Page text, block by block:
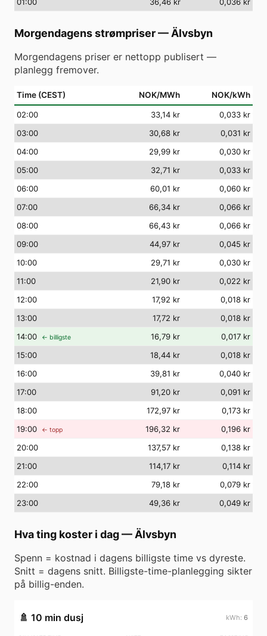
Morgendagens strømpriser— Älvsbyn
Morgendagens priser er nettopp publisert —
planlegg fremover.
Time (CEST) NOK/MWh NOK/kWh
02:00 33,14 kr
0,033 kr
03:00 30,68 kr
0,031 kr
04:00 29,99 kr
0,030 kr
05:00 32,71 kr
0,033 kr
06:00 60,01 kr
0,060 kr
07:00 66,34 kr
0,066 kr
08:00 66,43 kr
0,066 kr
09:00 44,97 kr
0,045 kr
10:00 29,71 kr
0,030 kr
11:00 21,90 kr
0,022 kr
12:00 17,92 kr
0,018 kr
13:00 17,72 kr
0,018 kr
14:00 ← billigste 16,79 kr
0,017 kr
15:00 18,44 kr
0,018 kr
16:00 39,81 kr
0,040 kr
17:00 91,20 kr
0,091 kr
18:00 172,97 kr
0,173 kr
19:00 ← topp 196,32 kr
0,196 kr
20:00 137,57 kr
0,138 kr
21:00 114,17 kr
0,114 kr
22:00 79,18 kr
0,079 kr
23:00 49,36 kr 0,049 kr
Hva ting koster i dag— Älvsbyn
Spenn = kostnad i dagens billigste time vs dyreste.
Snitt = dagens snitt. Billigste-time-planlegging sikter
på billig-enden.
🚿 10 min dusj 6